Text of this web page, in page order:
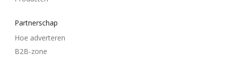
Partnerschap
Hoe adverteren
B2B-zone